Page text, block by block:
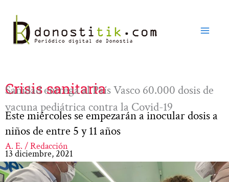
contenido
Crisis sanitaria
Sanidad entrega al País Vasco 60.000 dosis de
vacuna pediátrica contra la Covid-19
Este miércoles se empezarán a inocular dosis a
niños de entre 5 y 11 años
A. E. / Redacción
13 diciembre, 2021